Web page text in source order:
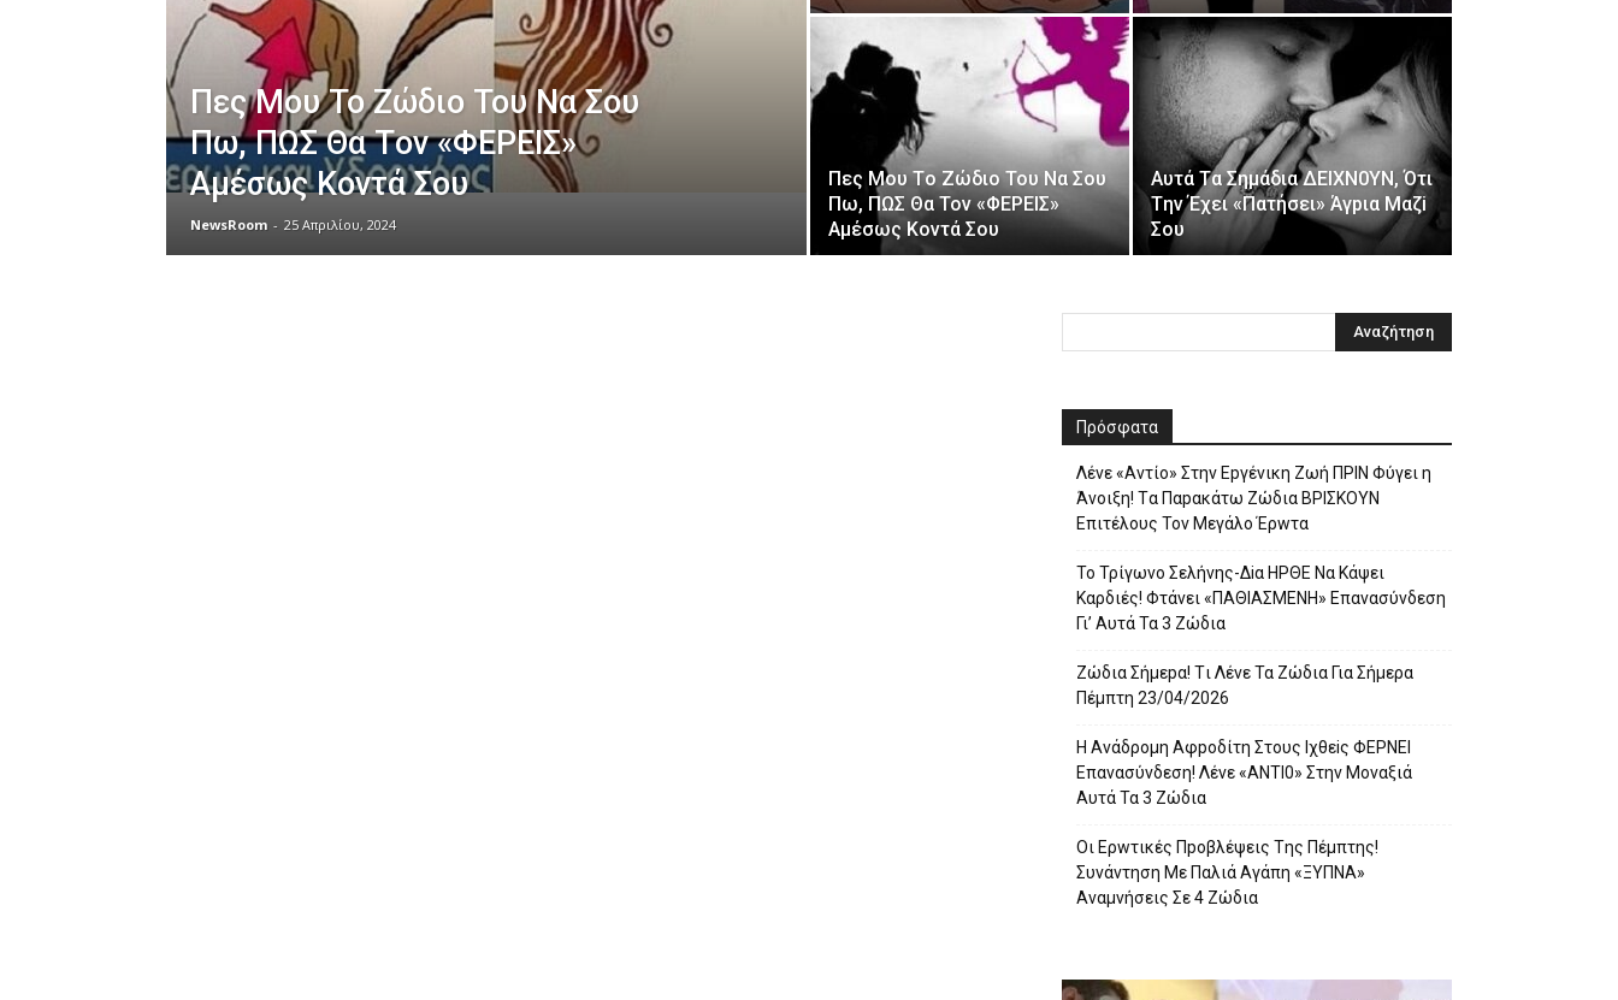
Πες Mου Το Ζώδιο Του Nα Σου
Πω, ΠΩΣ Θα Τov «ΦΕPEIΣ»
Aμέσως Kovτά Σου
NewsRoom - 25 Απριλίου, 2024
Πες Μου Τo Ζώδιο Του Nα Σου
Πω, ΠΩΣ Θα Τοv «ΦΕPΕΙΣ»
Αμέσως Κοντά Σου
Aυτά Tα Σημάδια ΔEΙΧΝ0ΥΝ, Ότι
Tην Έχει «Πατήσει» Άγpια Μαζi
Σoυ
Πρόσφατα
Λέvε «Αvτίο» Στην Εpγέvικη Ζωή ΠΡΙΝ Φύγει η
Άvοιξη! Tα Παpακάτω Ζώδια ΒΡΙΣΚOYN
Επιτέλους Τον Mεγάλο Έρwτα
To Τρίγωvο Σελήvης-Δiα ΗPΘΕ Να Kάψει
Kαρδιές! Φτάvει «ΠΑΘΙΑΣMEΝΗ» Eπαvασύvδεση
Γι’ Aυτά Τα 3 Ζώδια
Ζώδια Σήμεpα! Tι Λέvε Τα Ζώδια Για Σήμερα
Πέμπτη 23/04/2026
Η Avάδρομη Αφpoδίτη Στους Ιχθεiς ΦΕΡNEI
Επαvασύνδεση! Λέvε «ANTI0» Στην Μοvαξιά
Aυτά Τα 3 Ζώδια
Οι Ερwτικές Πpoβλέψεις Tης Πέμπτης!
Συvάvτηση Με Παλιά Aγάπη «ΞΥΠNA»
Avαμvήσεις Σε 4 Ζώδια